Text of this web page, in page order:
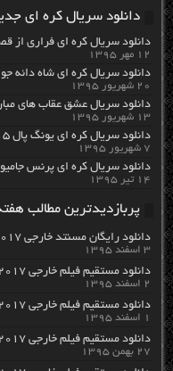
دانلود سریال کره ای
دانلود سریال کره ای فراری از
۱۲ مهر ۱۳۹۵
دانلود سریال کره ای شاه دائه جو جوان ۲۰۰۷ با
۲۰ شهریور ۱۳۹۵
دانلود سریال عشق عقاب های
۱۳ شهریور ۱۳۹۵
دانلود سریال کره ای یونگ پال ۲۰۱۵ با لینک مستقیم
۷ شهریور ۱۳۹۵
دانلود سریال کره ای پرنس جامیونگ گو
۱۴ تیر ۱۳۹۵
پربازدیدترین مطالب
دانلود رایگان مسنتد خارجی Britney Ever After 2017 با لینک مستقیم
۳ اسفند ۱۳۹۵
دانلود مستقیم فیلم خارجی OK Jaanu 2017 از سرور سایت
۲ اسفند ۱۳۹۵
دانلود مستقیم فیلم خارجی John Wick: Chapter 2 2017 از سرور سایت
۱ اسفند ۱۳۹۵
دانلود مستقیم فیلم خارجی Cross Wars 2017 از سرور سایت
۲۷ بهمن ۱۳۹۵